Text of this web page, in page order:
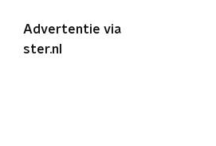
Advertentie via
ster.nl